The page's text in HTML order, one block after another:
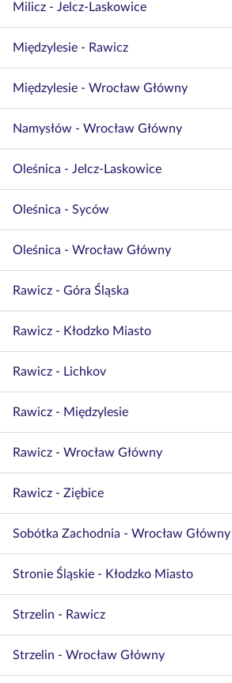
Milicz - Jelcz-Laskowice
Międzylesie - Rawicz
Międzylesie - Wrocław Główny
Namysłów - Wrocław Główny
Oleśnica - Jelcz-Laskowice
Oleśnica - Syców
Oleśnica - Wrocław Główny
Rawicz - Góra Śląska
Rawicz - Kłodzko Miasto
Rawicz - Lichkov
Rawicz - Międzylesie
Rawicz - Wrocław Główny
Rawicz - Ziębice
Sobótka Zachodnia - Wrocław Główny
Stronie Śląskie - Kłodzko Miasto
Strzelin - Rawicz
Strzelin - Wrocław Główny